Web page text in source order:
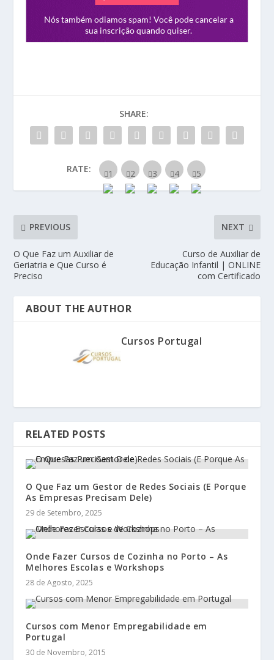
SHARE:
RATE:
PREVIOUS
O Que Faz um Auxiliar de
Geriatria e Que Curso é
Preciso
NEXT
Curso de Auxiliar de
Educação Infantil | ONLINE
com Certificado
ABOUT THE AUTHOR
Cursos Portugal
RELATED POSTS
O Que Faz um Gestor de Redes Sociais (E Porque
As Empresas Precisam Dele)
29 de Setembro, 2025
Onde Fazer Cursos de Cozinha no Porto – As
Melhores Escolas e Workshops
28 de Agosto, 2025
Cursos com Menor Empregabilidade em
Portugal
30 de Novembro, 2015